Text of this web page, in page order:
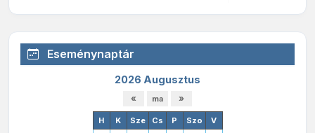
Eseménynaptár
2026 Augusztus
H K Sze Cs P Szo
V